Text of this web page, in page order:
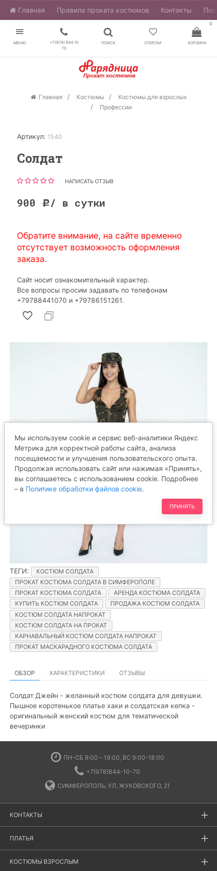
Главная ​Правила проката костюмов Контакты
МЕНЮ
+7(978) 844 10
70
ПОИСК СПИСКИ
0
КОРЗИНА
Главная Костюмы
Костюмы для взрослых
Профессии
Артикул: 1540
Солдат
НАПИСАТЬ ОТЗЫВ
900 Р / в сутки
Обратите внимание, на сайте временно
отсутствует возможность оформления
заказа.
Сайт носит ознакомительный характер.
Все вопросы просим задавать по телефонам
‎+79788441070 и ‎+79786151261.
ТЕГИ:
КОСТЮМ СОЛДАТА
ПРОКАТ КОСТЮМА СОЛДАТА В СИМФЕРОПОЛЕ
ПРОКАТ КОСТЮМА СОЛДАТА
АРЕНДА КОСТЮМА СОЛДАТА
КУПИТЬ КОСТЮМ СОЛДАТА
ПРОДАЖА КОСТЮМ СОЛДАТА
КОСТЮМ СОЛДАТА НАПРОКАТ
КОСТЮМ СОЛДАТА НА ПРОКАТ
КАРНАВАЛЬНЫЙ КОСТЮМ СОЛДАТА НАПРОКАТ
ПРОКАТ МАСКАРАДНОГО КОСТЮМА СОЛДАТА
ОБЗОР ХАРАКТЕРИСТИКИ ОТЗЫВЫ
Солдат Джейн - желанный костюм солдата для девушки.
Пышное коротенькое платье хаки и солдатская кепка -
оригинальный женский костюм для тематической
вечеринки
ПН-СБ 9:00 – 19:00, ВС 9:00-18:00
+7(978)844-10-70
СИМФЕРОПОЛЬ, УЛ. ЖУКОВСКОГО, 21
КОНТАКТЫ
ПЛАТЬЯ
КОСТЮМЫ ВЗРОСЛЫМ
Мы используем cookie и сервис веб-аналитики Яндекс
Метрика для корректной работы сайта, анализа
посещаемости и улучшения пользовательского опыта.
Продолжая использовать сайт или нажимая «Принять»,
вы соглашаетесь с использованием cookie. Подробнее
– в Политике обработки файлов cookie.
ПРИНЯТЬ